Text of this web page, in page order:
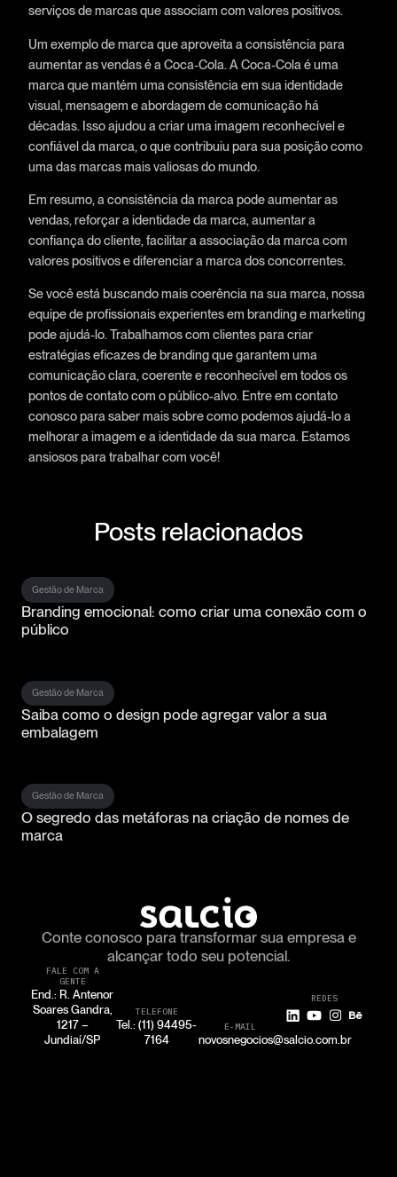
serviços de marcas que associam com valores positivos.
Um exemplo de marca que aproveita a consistência para
aumentar as vendas é a Coca-Cola. A Coca-Cola é uma
marca que mantém uma consistência em sua identidade
visual, mensagem e abordagem de comunicação há
décadas. Isso ajudou a criar uma imagem reconhecível e
confiável da marca, o que contribuiu para sua posição como
uma das marcas mais valiosas do mundo.
Em resumo, a consistência da marca pode aumentar as
vendas, reforçar a identidade da marca, aumentar a
confiança do cliente, facilitar a associação da marca com
valores positivos e diferenciar a marca dos concorrentes.
Se você está buscando mais coerência na sua marca, nossa
equipe de profissionais experientes em branding e marketing
pode ajudá-lo. Trabalhamos com clientes para criar
estratégias eficazes de branding que garantem uma
comunicação clara, coerente e reconhecível em todos os
pontos de contato com o público-alvo. Entre em contato
conosco para saber mais sobre como podemos ajudá-lo a
melhorar a imagem e a identidade da sua marca. Estamos
ansiosos para trabalhar com você!
Posts relacionados
Gestão de Marca
Branding emocional: como criar uma conexão com o
público
Gestão de Marca
Saiba como o design pode agregar valor a sua
embalagem
Gestão de Marca
O segredo das metáforas na criação de nomes de
marca
Conte conosco para transformar sua empresa e
alcançar todo seu potencial.
FALE COM A
GENTE
End.: R. Antenor
Soares Gandra,
1217 –
Jundiaí/SP
TELEFONE
Tel.: (11) 94495-
7164
E-MAIL
novosnegocios@salcio.com.br
REDES